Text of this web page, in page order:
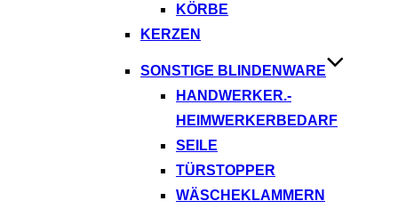
KÖRBE
KERZEN
SONSTIGE BLINDENWARE
HANDWERKER.-
HEIMWERKERBEDARF
SEILE
TÜRSTOPPER
WÄSCHEKLAMMERN